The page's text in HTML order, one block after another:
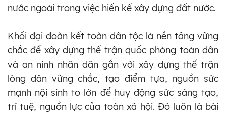
nước ngoài trong việc hiến kế xây dựng đất nước.
Khối đại đoàn kết toàn dân tộc là nền tảng vững
chắc để xây dựng thế trận quốc phòng toàn dân
và an ninh nhân dân gắn với xây dựng thế trận
lòng dân vững chắc, tạo điểm tựa, nguồn sức
mạnh nội sinh to lớn để huy động sức sáng tạo,
trí tuệ, nguồn lực của toàn xã hội. Đó luôn là bài